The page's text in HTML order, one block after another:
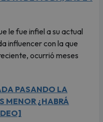
le fue infiel a su actual
influencer con la que
ocurrió meses
PASANDO LA
MENOR ¿HABRÁ